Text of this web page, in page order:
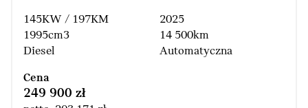
145KW / 197KM
1995cm3
Diesel
2025
14 500km
Automatyczna
Cena
249 900 zł